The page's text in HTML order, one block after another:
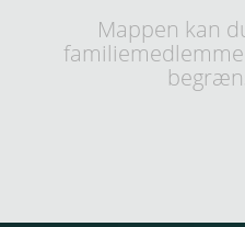
Mappen kan